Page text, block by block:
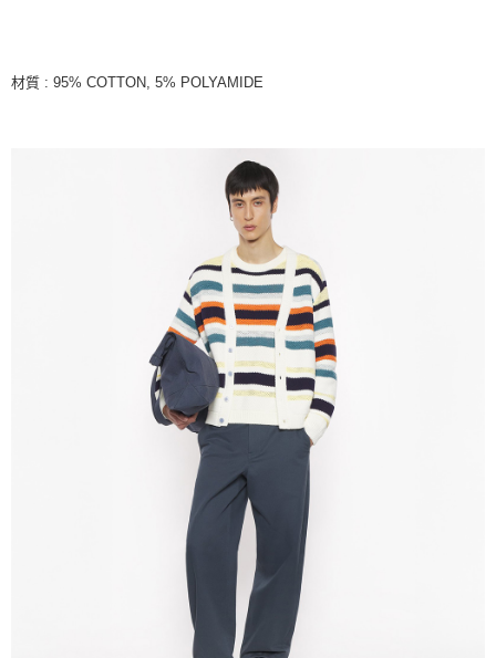
材質 : 95% COTTON, 5% POLYAMIDE